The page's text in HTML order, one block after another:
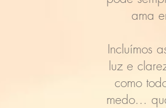
ama
Incluímos
luz e
como
medo...